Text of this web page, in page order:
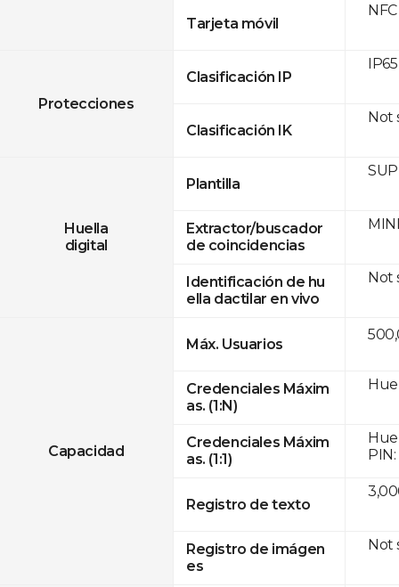
Tarjeta móvil
Protecciones
Clasificación IP
Clasificación IK
Huella
digital
Plantilla
Extractor/buscador
de coincidencias
Identificación de hu
ella dactilar en vivo
Capacidad
Máx. Usuarios
Credenciales Máxim
as. (1:N)
Credenciales Máxim
as. (1:1)
Registro de texto
Registro de imágen
es
NFC
IP65
Not
Not
Not